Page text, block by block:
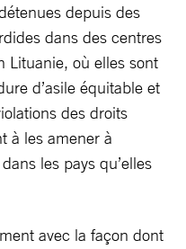
depuis des
dans des centres
Lituanie, où elles sont
d’asile équitable et
des droits
à les amener à
les pays qu’elles
avec la façon dont